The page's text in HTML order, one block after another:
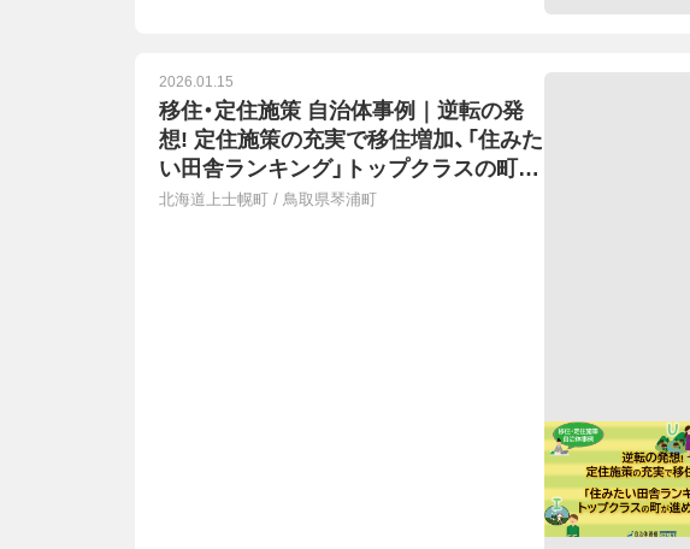
2026.01.15
移住・定住施策 自治体事例｜逆転の発
想! 定住施策の充実で移住増加、「住みた
い田舎ランキング」トップクラスの町が
進める施策
北海道上士幌町 / 鳥取県琴浦町